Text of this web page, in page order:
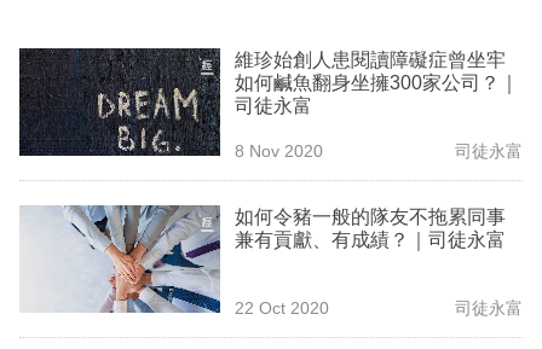
商
業
科
職
場
生
活
維珍始創人患閱讀障礙症曾坐牢
如何鹹魚翻身坐擁300家公司？｜
司徒永富
8 Nov 2020 司徒永富
如何令豬一般的隊友不拖累同事
兼有貢獻、有成績？｜司徒永富
22 Oct 2020 司徒永富